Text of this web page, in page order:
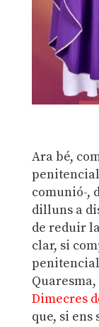
Ara bé,
penitencial
comunió-,
dilluns a
de reduir
clar, si
Dimecres
que, si ens